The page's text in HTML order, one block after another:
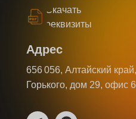
Адрес
656 056, Алтайский
Горького, дом 29, офис
Скачать
реквизиты